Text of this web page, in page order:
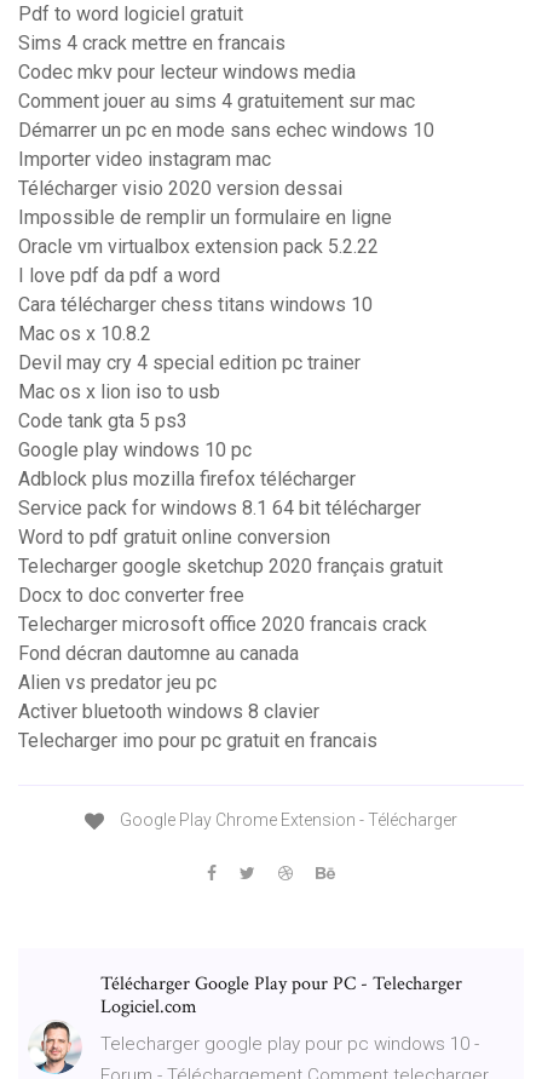
Pdf to word logiciel gratuit
Sims 4 crack mettre en francais
Codec mkv pour lecteur windows media
Comment jouer au sims 4 gratuitement sur mac
Démarrer un pc en mode sans echec windows 10
Importer video instagram mac
Télécharger visio 2020 version dessai
Impossible de remplir un formulaire en ligne
Oracle vm virtualbox extension pack 5.2.22
I love pdf da pdf a word
Cara télécharger chess titans windows 10
Mac os x 10.8.2
Devil may cry 4 special edition pc trainer
Mac os x lion iso to usb
Code tank gta 5 ps3
Google play windows 10 pc
Adblock plus mozilla firefox télécharger
Service pack for windows 8.1 64 bit télécharger
Word to pdf gratuit online conversion
Telecharger google sketchup 2020 français gratuit
Docx to doc converter free
Telecharger microsoft office 2020 francais crack
Fond décran dautomne au canada
Alien vs predator jeu pc
Activer bluetooth windows 8 clavier
Telecharger imo pour pc gratuit en francais
Google Play Chrome Extension - Télécharger
Télécharger Google Play pour PC - Telecharger
Logiciel.com
Telecharger google play pour pc windows 10 -